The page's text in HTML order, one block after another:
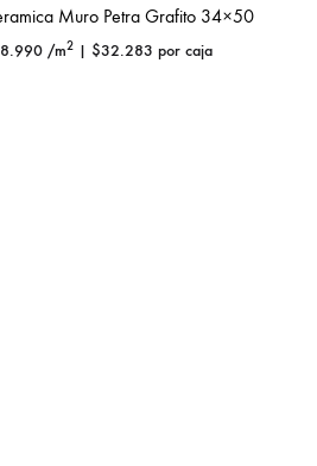
Muro Petra Grafito 34×50
/m2 | $32.283 por caja